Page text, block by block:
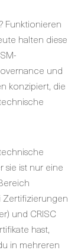
Funktionieren
halten diese
und
konzipiert, die
sie ist nur eine
und CRISC
hast,
in mehreren